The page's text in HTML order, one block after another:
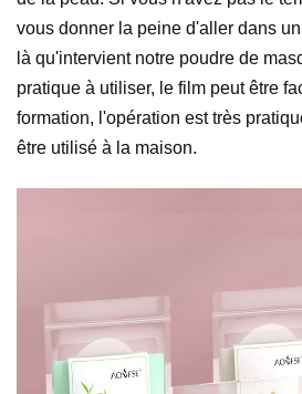
vous donner la peine d'aller dans
là qu'intervient notre poudre de
pratique à utiliser, le film peut être
formation, l'opération est très
être utilisé à la maison.